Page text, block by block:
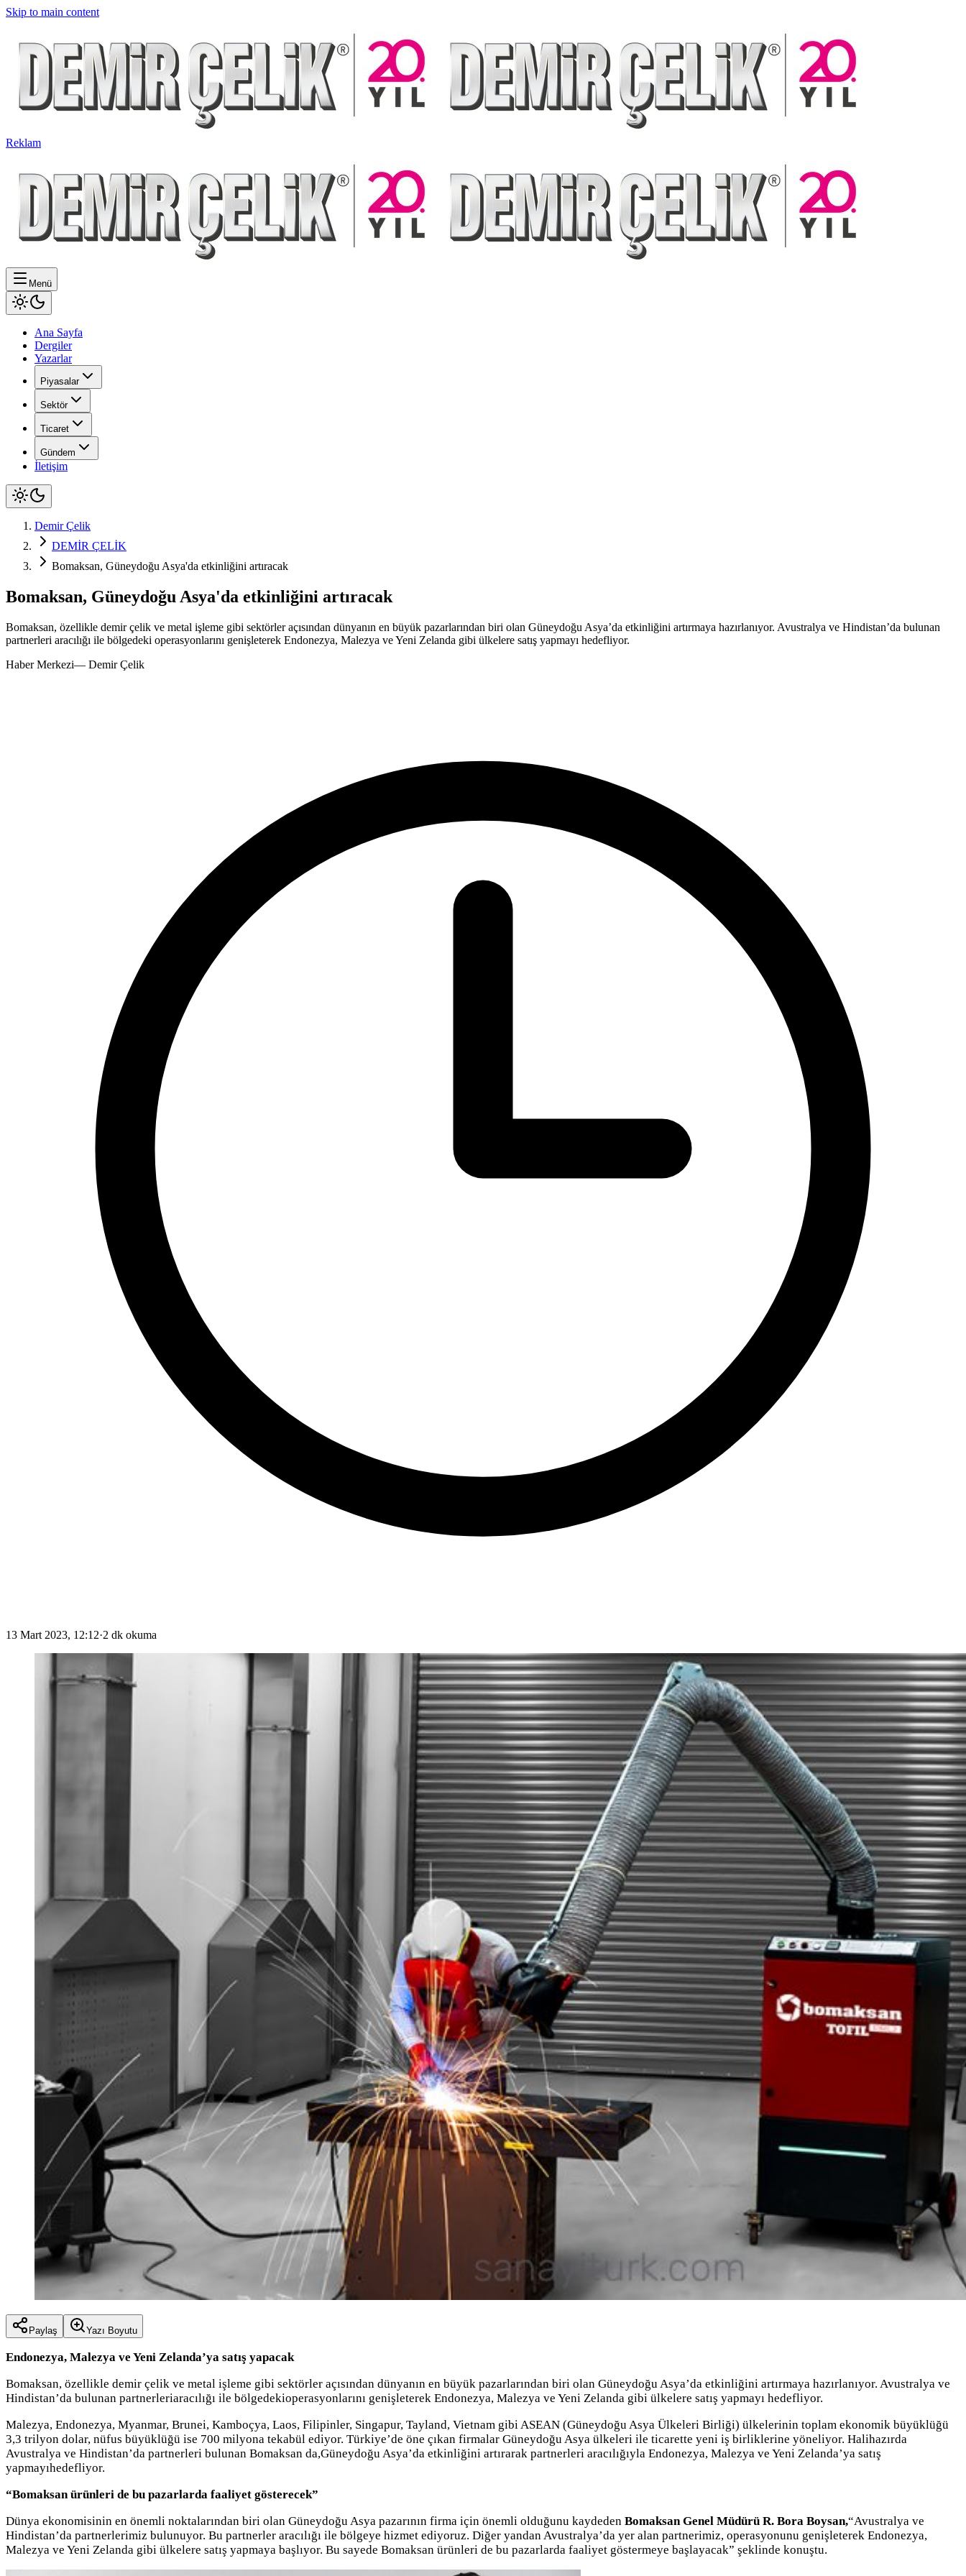
Skip to main content
Reklam
Menü
Ana Sayfa
Dergiler
Yazarlar
Piyasalar
Sektör
Ticaret
Gündem
İletişim
Demir Çelik
DEMİR ÇELİK
Bomaksan, Güneydoğu Asya'da etkinliğini artıracak
Bomaksan, Güneydoğu Asya'da etkinliğini artıracak
Bomaksan, özellikle demir çelik ve metal işleme gibi sektörler açısından dünyanın en büyük pazarlarından biri olan Güneydoğu Asya’da etkinliğini artırmaya hazırlanıyor. Avustralya ve Hindistan’da bulunan
partnerleri aracılığı ile bölgedeki operasyonlarını genişleterek Endonezya, Malezya ve Yeni Zelanda gibi ülkelere satış yapmayı hedefliyor.
Haber Merkezi— Demir Çelik
13 Mart 2023, 12:12·2 dk okuma
Paylaş Yazı Boyutu
Endonezya, Malezya ve Yeni Zelanda’ya satış yapacak
Bomaksan, özellikle demir çelik ve metal işleme gibi sektörler açısından dünyanın en büyük pazarlarından biri olan Güneydoğu Asya’da etkinliğini artırmaya hazırlanıyor. Avustralya ve
Hindistan’da bulunan partnerleriaracılığı ile bölgedekioperasyonlarını genişleterek Endonezya, Malezya ve Yeni Zelanda gibi ülkelere satış yapmayı hedefliyor.
Malezya, Endonezya, Myanmar, Brunei, Kamboçya, Laos, Filipinler, Singapur, Tayland, Vietnam gibi ASEAN (Güneydoğu Asya Ülkeleri Birliği) ülkelerinin toplam ekonomik büyüklüğü
3,3 trilyon dolar, nüfus büyüklüğü ise 700 milyona tekabül ediyor. Türkiye’de öne çıkan firmalar Güneydoğu Asya ülkeleri ile ticarette yeni iş birliklerine yöneliyor. Halihazırda
Avustralya ve Hindistan’da partnerleri bulunan Bomaksan da,Güneydoğu Asya’da etkinliğini artırarak partnerleri aracılığıyla Endonezya, Malezya ve Yeni Zelanda’ya satış
yapmayıhedefliyor.
“Bomaksan ürünleri de bu pazarlarda faaliyet gösterecek”
Dünya ekonomisinin en önemli noktalarından biri olan Güneydoğu Asya pazarının firma için önemli olduğunu kaydeden Bomaksan Genel Müdürü R. Bora Boysan,“Avustralya ve
Hindistan’da partnerlerimiz bulunuyor. Bu partnerler aracılığı ile bölgeye hizmet ediyoruz. Diğer yandan Avustralya’da yer alan partnerimiz, operasyonunu genişleterek Endonezya,
Malezya ve Yeni Zelanda gibi ülkelere satış yapmaya başlıyor. Bu sayede Bomaksan ürünleri de bu pazarlarda faaliyet göstermeye başlayacak” şeklinde konuştu.